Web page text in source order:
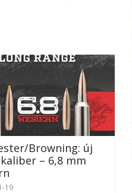
Browning: új
– 6,8 mm
19